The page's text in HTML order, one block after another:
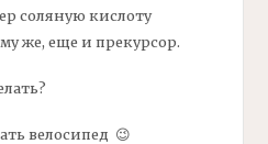
соляную кислоту
же, еще и прекурсор.
велосипед 😉